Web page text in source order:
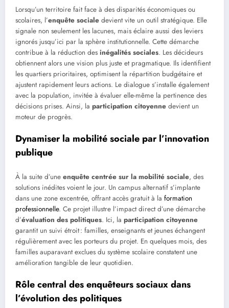
Lorsqu’un territoire fait face à des disparités économiques ou
scolaires, l’enquête sociale devient vite un outil stratégique. Elle
signale non seulement les lacunes, mais éclaire aussi des leviers
ignorés jusqu’ici par la sphère institutionnelle. Cette démarche
contribue à la réduction des inégalités sociales. Les décideurs
obtiennent alors une vision plus juste et pragmatique. Ils identifient
les quartiers prioritaires, optimisent la répartition budgétaire et
ajustent rapidement leurs actions. Le dialogue s’installe également
avec la population, invitée à évaluer elle-même la pertinence des
décisions prises. Ainsi, la participation citoyenne devient un
moteur de progrès.
Dynamiser la mobilité sociale par l’innovation
publique
À la suite d’une enquête centrée sur la mobilité sociale, des
solutions inédites voient le jour. Un campus alternatif s’implante
dans une zone excentrée, offrant accès gratuit à la formation
professionnelle. Ce projet illustre l’impact direct d’une démarche
d’évaluation des politiques. Ici, la participation citoyenne
garantit un suivi étroit : familles, enseignants et jeunes échangent
régulièrement avec les porteurs du projet. En quelques mois, des
familles auparavant exclues du système scolaire constatent une
amélioration tangible de leur quotidien.
Rôle central des enquêteurs sociaux dans
l’évolution des politiques